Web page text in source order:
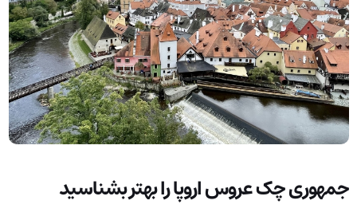
جمهوری چک عروس اروپا را بهتر بشناسید